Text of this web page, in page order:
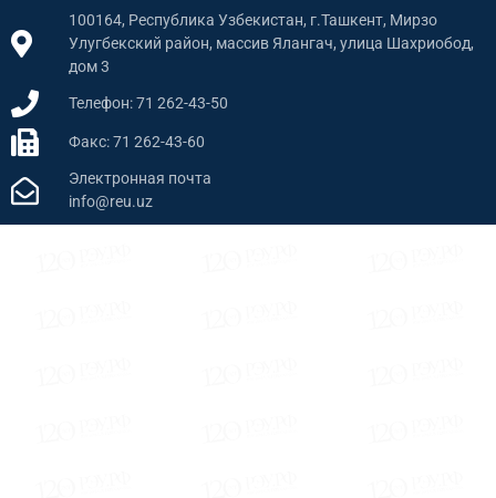
100164, Республика Узбекистан, г.Ташкент, Мирзо
Улугбекский район, массив Ялангач, улица Шахриобод,
дом 3
Телефон: 71 262-43-50
Факс: 71 262-43-60
Электронная почта
info@reu.uz